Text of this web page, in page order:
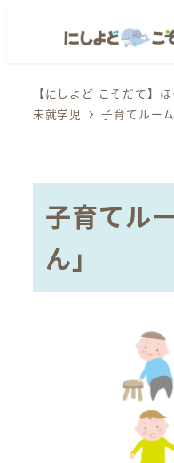
【にしよど こそだて】
未就学児
子育てルー
子育てル
ん」